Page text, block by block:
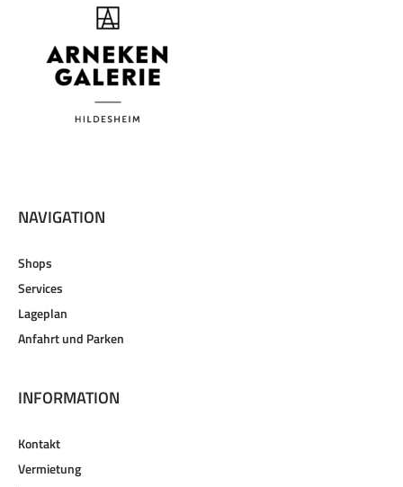
NAVIGATION
Shops
Services
Lageplan
Anfahrt und Parken
INFORMATION
Kontakt
Vermietung